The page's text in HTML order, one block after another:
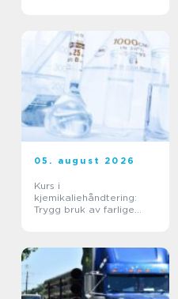
05. august 2026
Kurs i
kjemikaliehåndtering:
Trygg bruk av farlige